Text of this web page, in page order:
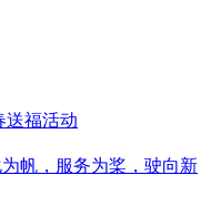
送福活动
帆，服务为桨，驶向新